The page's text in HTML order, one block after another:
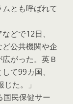
とも呼ばれて
どで12日、
公共機関や企
がった。英Ｂ
て99カ国、
た。」
国民保健サー